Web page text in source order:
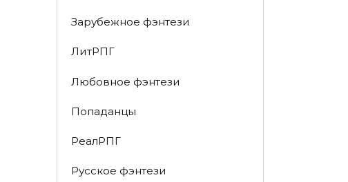
Зарубежное фэнтези
ЛитРПГ
Любовное фэнтези
Попаданцы
РеалРПГ
Русское фэнтези